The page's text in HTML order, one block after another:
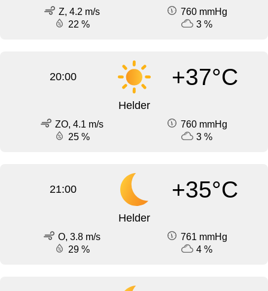
Z, 4.2 m/s
760 mmHg
22 %
3 %
20:00 +37°C
Helder
ZO, 4.1 m/s
760 mmHg
25 %
3 %
21:00 +35°C
Helder
O, 3.8 m/s
761 mmHg
29 %
4 %